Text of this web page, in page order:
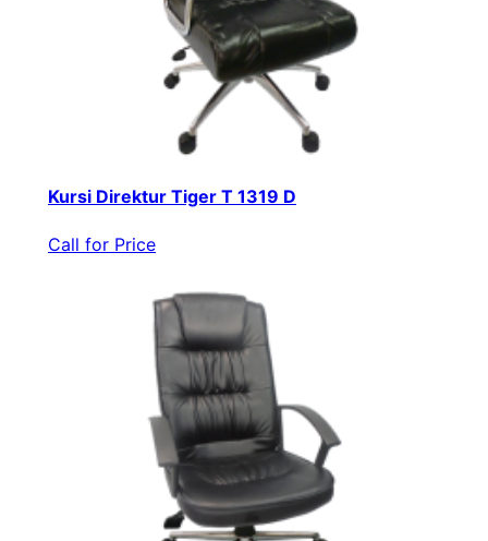
Kursi Direktur Tiger T 1319 D
Call for Price